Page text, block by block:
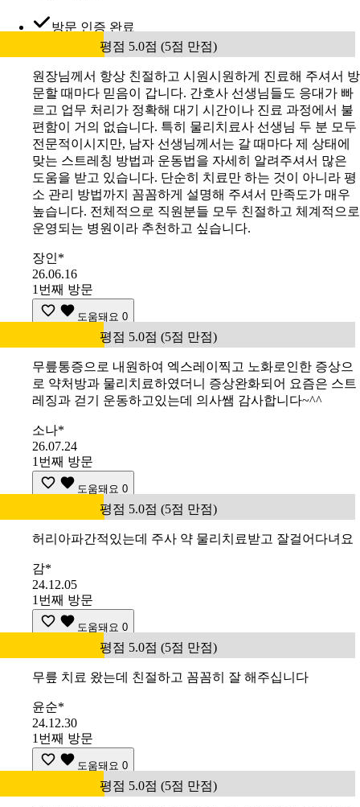
방문 인증 완료
평점 5.0점 (5점 만점)
원장님께서 항상 친절하고 시원시원하게 진료해 주셔서 방
문할 때마다 믿음이 갑니다. 간호사 선생님들도 응대가 빠
르고 업무 처리가 정확해 대기 시간이나 진료 과정에서 불
편함이 거의 없습니다. 특히 물리치료사 선생님 두 분 모두
전문적이시지만, 남자 선생님께서는 갈 때마다 제 상태에
맞는 스트레칭 방법과 운동법을 자세히 알려주셔서 많은
도움을 받고 있습니다. 단순히 치료만 하는 것이 아니라 평
소 관리 방법까지 꼼꼼하게 설명해 주셔서 만족도가 매우
높습니다. 전체적으로 직원분들 모두 친절하고 체계적으로
운영되는 병원이라 추천하고 싶습니다.
장인*
26.06.16
1번째 방문
도움돼요 0
평점 5.0점 (5점 만점)
무릎통증으로 내원하여 엑스레이찍고 노화로인한 증상으
로 약처방과 물리치료하였더니 증상완화되어 요즘은 스트
레징과 걷기 운동하고있는데 의사쌤 감사합니다~^^
소나*
26.07.24
1번째 방문
도움돼요 0
평점 5.0점 (5점 만점)
허리아파간적있는데 주사 약 물리치료받고 잘걸어다녀요
감*
24.12.05
1번째 방문
도움돼요 0
평점 5.0점 (5점 만점)
무릎 치료 왔는데 친절하고 꼼꼼히 잘 해주십니다
윤순*
24.12.30
1번째 방문
도움돼요 0
평점 5.0점 (5점 만점)